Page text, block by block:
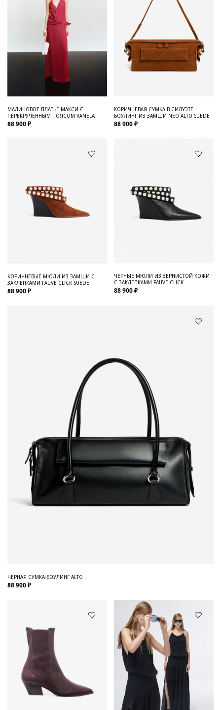
МАЛИНОВОЕ ПЛАТЬЕ-МАКСИ С
ПЕРЕКРУЧЕННЫМ ПОЯСОМ VANELA
88 900 ₽
КОРИЧНЕВАЯ СУМКА В СИЛУЭТЕ
БОУЛИНГ ИЗ ЗАМШИ NEO ALTO SUEDE
88 900 ₽
КОРИЧНЕВЫЕ МЮЛИ ИЗ ЗАМШИ С
ЗАКЛЕПКАМИ FAUVE CLICK SUEDE
88 900 ₽
ЧЕРНЫЕ МЮЛИ ИЗ ЗЕРНИСТОЙ КОЖИ
С ЗАКЛЕПКАМИ FAUVE CLICK
88 900 ₽
ЧЕРНАЯ СУМКА-БОУЛИНГ ALTO
88 900 ₽